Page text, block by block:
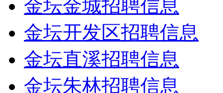
金坛金城招聘信息
金坛开发区招聘信息
金坛直溪招聘信息
金坛朱林招聘信息